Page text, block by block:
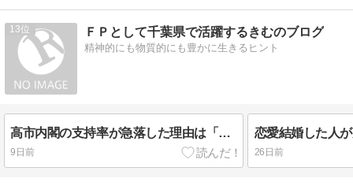
13 ＦＰとして千葉県で活躍するきむのブログ
精神的にも物質的にも豊かに生きるヒント
高市内閣の支持率が急落した理由は「ファラオの呪い」ならぬ「消費税の呪い」
9日前 26日前